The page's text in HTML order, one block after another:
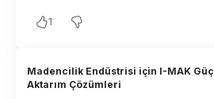
1
Madencilik Endüstrisi için I-MAK Güç
Aktarım Çözümleri